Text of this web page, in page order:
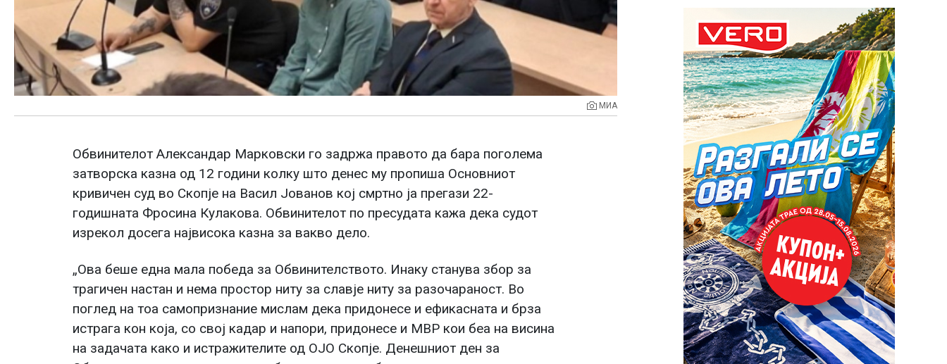
МИА
Обвинителот Александар Марковски го задржа правото да бара поголема
затворска казна од 12 години колку што денес му пропиша Основниот
кривичен суд во Скопје на Васил Јованов кој смртно ја прегази 22-
годишната Фросина Кулакова. Обвинителот по пресудата кажа дека судот
изрекол досега највисока казна за вакво дело.
„Ова беше една мала победа за Обвинителството. Инаку станува збор за
трагичен настан и нема простор ниту за славје ниту за разочараност. Во
поглед на тоа самопризнание мислам дека придонесе и ефикасната и брза
истрага кон која, со свој кадар и напори, придонесе и МВР кои беа на висина
на задачата како и истражителите од ОЈО Скопје. Денешниот ден за